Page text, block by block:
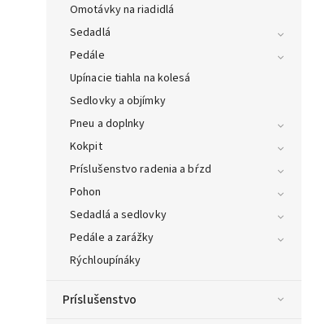
Omotávky na riadidlá
Sedadlá
Pedále
Upínacie tiahla na kolesá
Sedlovky a objímky
Pneu a doplnky
Kokpit
Príslušenstvo radenia a bŕzd
Pohon
Sedadlá a sedlovky
Pedále a zarážky
Rýchloupínáky
Príslušenstvo